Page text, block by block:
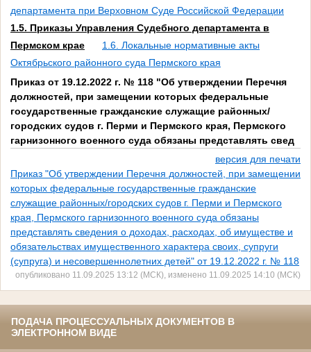
департамента при Верховном Суде Российской Федерации
1.5. Приказы Управления Судебного департамента в
Пермском крае
1.6. Локальные нормативные акты
Октябрьского районного суда Пермского края
Приказ от 19.12.2022 г. № 118 "Об утверждении Перечня
должностей, при замещении которых федеральные
государственные гражданские служащие районных/
городских судов г. Перми и Пермского края, Пермского
гарнизонного военного суда обязаны представлять свед
версия для печати
Приказ "Об утверждении Перечня должностей, при замещении
которых федеральные государственные гражданские
служащие районных/городских судов г. Перми и Пермского
края, Пермского гарнизонного военного суда обязаны
представлять сведения о доходах, расходах, об имуществе и
обязательствах имущественного характера своих, супруги
(супруга) и несовершеннолетних детей" от 19.12.2022 г. № 118
опубликовано 11.09.2025 13:12 (МСК), изменено 11.09.2025 14:10 (МСК)
ПОДАЧА ПРОЦЕССУАЛЬНЫХ ДОКУМЕНТОВ В
ЭЛЕКТРОННОМ ВИДЕ